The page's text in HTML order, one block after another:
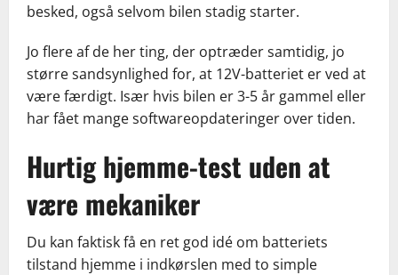
besked, også selvom bilen stadig starter.
Jo flere af de her ting, der optræder samtidig, jo
større sandsynlighed for, at 12V-batteriet er ved at
være færdigt. Især hvis bilen er 3-5 år gammel eller
har fået mange softwareopdateringer over tiden.
Hurtig hjemme-test uden at
være mekaniker
Du kan faktisk få en ret god idé om batteriets
tilstand hjemme i indkørslen med to simple